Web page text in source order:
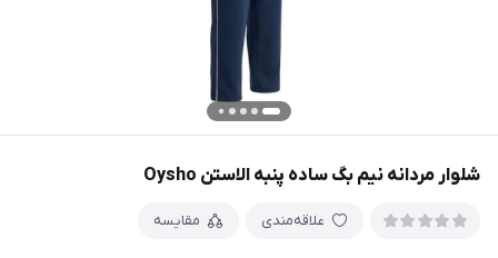
شلوار مردانه نیم بگ ساده پنبه الاستن Oysho
علاقه‌مندی مقایسه